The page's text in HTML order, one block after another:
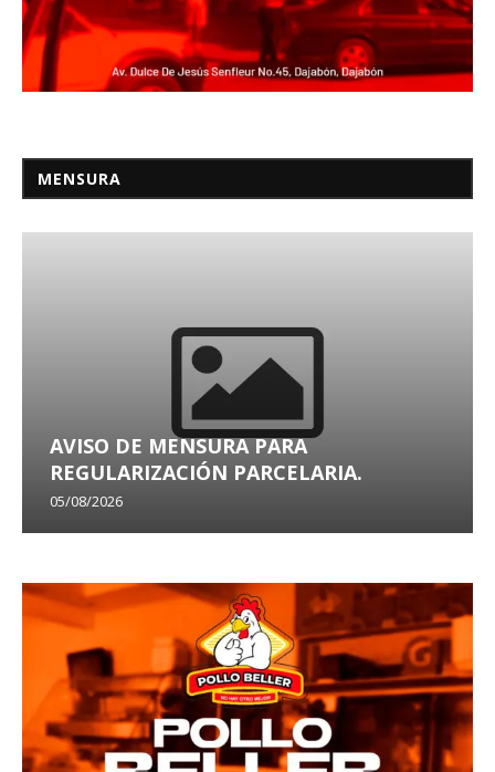
MENSURA
AVISO DE MENSURA PARA
REGULARIZACIÓN PARCELARIA.
05/08/2026